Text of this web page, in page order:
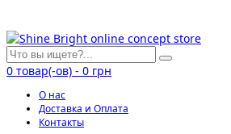
0 товар(-ов) - 0 грн
О нас
Доставка и Оплата
Контакты